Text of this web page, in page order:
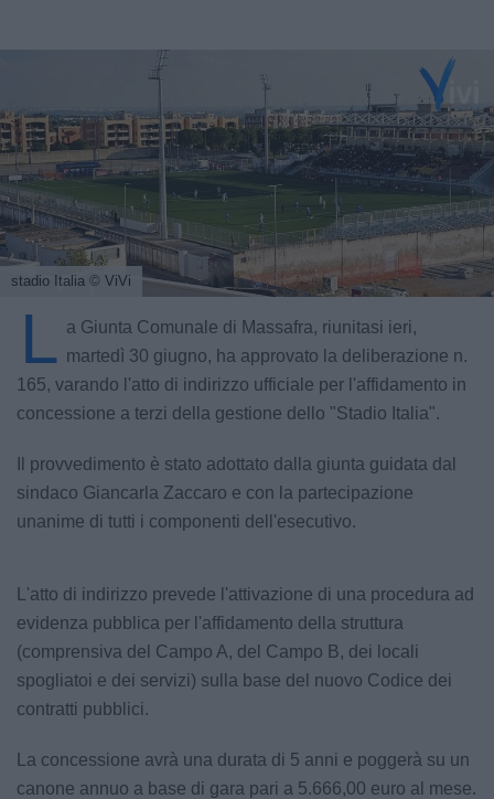
stadio Italia © ViVi
L a Giunta Comunale di Massafra, riunitasi ieri,
martedì 30 giugno, ha approvato la deliberazione n.
165, varando l'atto di indirizzo ufficiale per l'affidamento in
concessione a terzi della gestione dello "Stadio Italia".
Il provvedimento è stato adottato dalla giunta guidata dal
sindaco Giancarla Zaccaro e con la partecipazione
unanime di tutti i componenti dell'esecutivo.
L'atto di indirizzo prevede l'attivazione di una procedura ad
evidenza pubblica per l'affidamento della struttura
(comprensiva del Campo A, del Campo B, dei locali
spogliatoi e dei servizi) sulla base del nuovo Codice dei
contratti pubblici.
La concessione avrà una durata di 5 anni e poggerà su un
canone annuo a base di gara pari a 5.666,00 euro al mese.